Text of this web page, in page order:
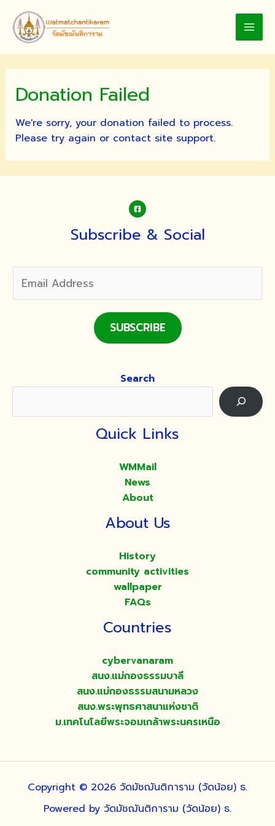
content
Donation Failed
We're sorry, your donation failed to process.
Please try again or contact site support.
Subscribe & Social
SUBSCRIBE
Search
Quick Links
WMMail
News
About
About Us
History
community activities
wallpaper
FAQs
Countries
cybervanaram
สนง.แม่กองธรรมบาลี
สนง.แม่กองธรรมสนามหลวง
สนง.พระพุทธศาสนาแห่งชาติ
ม.เทคโนโลยีพระจอมเกล้าพระนครเหนือ
Copyright © 2026 วัดมัชฌันติการาม (วัดน้อย) ธ.
Powered by วัดมัชฌันติการาม (วัดน้อย) ธ.